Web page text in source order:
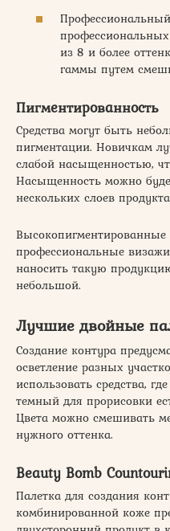
из 8 и более
гаммы путем
Пигментированность
Средства могут быть
пигментации. Новичкам
слабой насыщенностью,
Насыщенность можно
нескольких слоев
профессиональные
наносить такую
небольшой.
Лучшие двойные
Создание контура
осветление разных
использовать средства,
темный для прорисовки
Цвета можно смешивать
нужного оттенка.
Beauty Bomb
Палетка для создания
комбинированной коже